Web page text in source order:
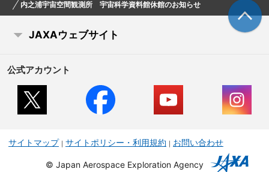
内之浦宇宙空間観測所 宇宙科学資料館休館のお知らせ
JAXAウェブサイト
公式アカウント
サイトマップ サイトポリシー・利用規約 お問い合わせ
© Japan Aerospace Exploration Agency